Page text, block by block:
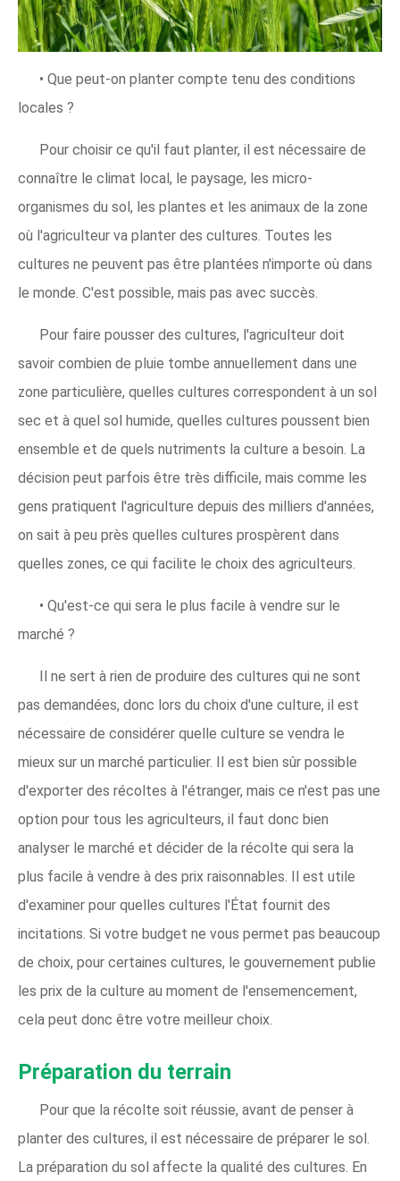
• Que peut-on planter compte tenu des conditions
locales ?
Pour choisir ce qu'il faut planter, il est nécessaire de
connaître le climat local, le paysage, les micro-
organismes du sol, les plantes et les animaux de la zone
où l'agriculteur va planter des cultures. Toutes les
cultures ne peuvent pas être plantées n'importe où dans
le monde. C'est possible, mais pas avec succès.
Pour faire pousser des cultures, l'agriculteur doit
savoir combien de pluie tombe annuellement dans une
zone particulière, quelles cultures correspondent à un sol
sec et à quel sol humide, quelles cultures poussent bien
ensemble et de quels nutriments la culture a besoin. La
décision peut parfois être très difficile, mais comme les
gens pratiquent l'agriculture depuis des milliers d'années,
on sait à peu près quelles cultures prospèrent dans
quelles zones, ce qui facilite le choix des agriculteurs.
• Qu'est-ce qui sera le plus facile à vendre sur le
marché ?
Il ne sert à rien de produire des cultures qui ne sont
pas demandées, donc lors du choix d'une culture, il est
nécessaire de considérer quelle culture se vendra le
mieux sur un marché particulier. Il est bien sûr possible
d'exporter des récoltes à l'étranger, mais ce n'est pas une
option pour tous les agriculteurs, il faut donc bien
analyser le marché et décider de la récolte qui sera la
plus facile à vendre à des prix raisonnables. Il est utile
d'examiner pour quelles cultures l'État fournit des
incitations. Si votre budget ne vous permet pas beaucoup
de choix, pour certaines cultures, le gouvernement publie
les prix de la culture au moment de l'ensemencement,
cela peut donc être votre meilleur choix.
Préparation du terrain
Pour que la récolte soit réussie, avant de penser à
planter des cultures, il est nécessaire de préparer le sol.
La préparation du sol affecte la qualité des cultures. En